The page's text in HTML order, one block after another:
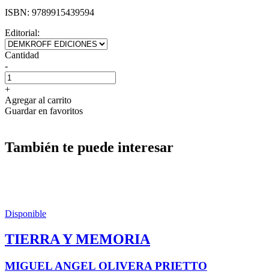
ISBN: 9789915439594
Editorial:
Cantidad
-
+
Agregar al carrito
Guardar en favoritos
También te puede interesar
Disponible
TIERRA Y MEMORIA
MIGUEL ANGEL OLIVERA PRIETTO